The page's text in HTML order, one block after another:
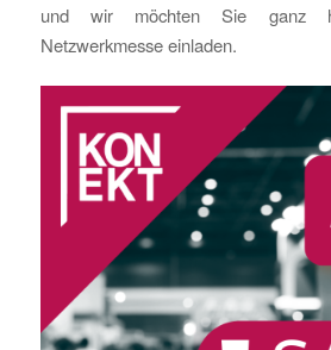
und wir möchten Sie ganz
Netzwerkmesse einladen.